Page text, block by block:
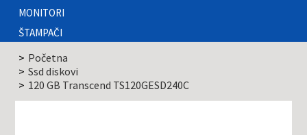
MONITORI
ŠTAMPAČI
Početna
Ssd diskovi
120 GB Transcend TS120GESD240C